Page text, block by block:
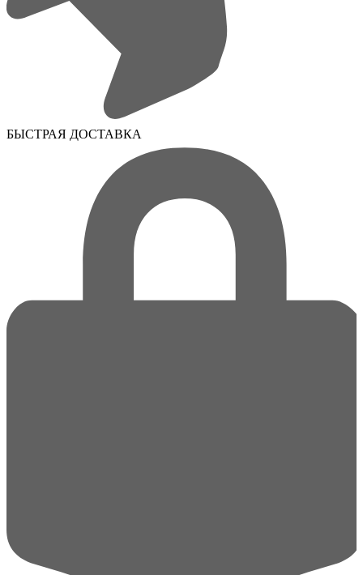
БЫСТРАЯ ДОСТАВКА